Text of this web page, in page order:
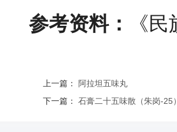
参考资料： 《
上一篇：
阿拉坦五味丸
下一篇： 石膏二十五味散（朱岗-25